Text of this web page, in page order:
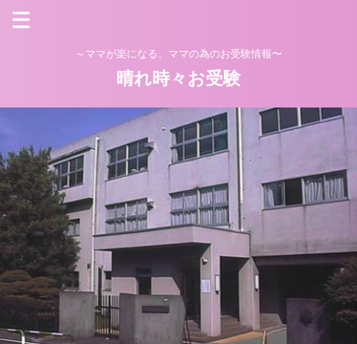
～ママが楽になる、ママの為のお受験情報〜
晴れ時々お受験